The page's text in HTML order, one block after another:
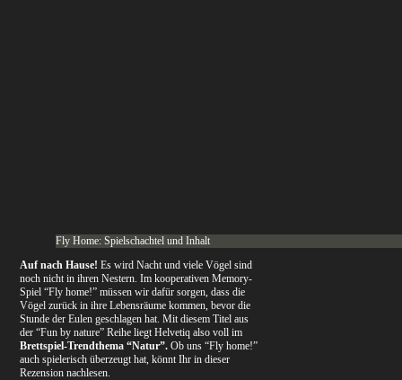
Fly Home: Spielschachtel und Inhalt
Auf nach Hause! Es wird Nacht und viele Vögel sind
noch nicht in ihren Nestern. Im kooperativen Memory-
Spiel “Fly home!” müssen wir dafür sorgen, dass die
Vögel zurück in ihre Lebensräume kommen, bevor die
Stunde der Eulen geschlagen hat. Mit diesem Titel aus
der “Fun by nature” Reihe liegt Helvetiq also voll im
Brettspiel-Trendthema “Natur”. Ob uns “Fly home!”
auch spielerisch überzeugt hat, könnt Ihr in dieser
Rezension nachlesen.